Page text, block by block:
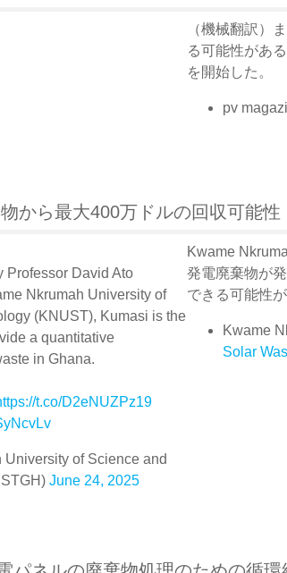
（機械翻訳）
る可能性があ
を開始した。
pv
から最大400万ドルの回収可能性
Professor David Ato
Nkrumah University of
(KNUST), Kumasi is the
a quantitative
in Ghana.
t.co/D2eNUZPz19
of Science and
June 24, 2025
Kwame
発電廃棄物が
できる可能性
Kwame
Solar